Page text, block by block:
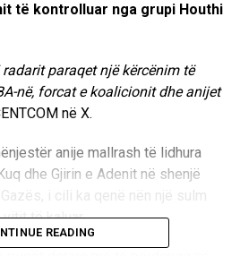
të kontrolluar nga grupi Houthi
radarit paraqet një kërcënim të
në, forcat e koalicionit dhe anijet
në X.
anije mallrash të lidhura
dhe Gjirin e Adenit në shenjë
i cili ka qenë nën një sulm
vitit të kaluar.
READING